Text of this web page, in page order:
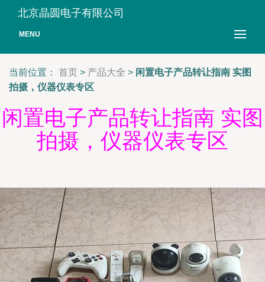
北京晶圆电子有限公司
MENU
当前位置： 首页 > 产品大全 > 闲置电子产品转让指南 实图
拍摄，仪器仪表专区
闲置电子产品转让指南 实图
拍摄，仪器仪表专区